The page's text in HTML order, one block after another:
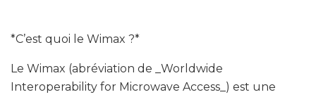
*C’est quoi le Wimax ?*
Le Wimax (abréviation de _Worldwide
Interoperability for Microwave Access_) est une